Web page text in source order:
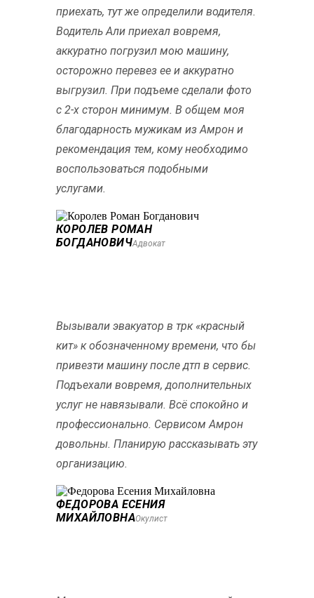
приехать, тут же определили водителя.
Водитель Али приехал вовремя,
аккуратно погрузил мою машину,
осторожно перевез ее и аккуратно
выгрузил. При подъеме сделали фото
с 2-х сторон минимум. В общем моя
благодарность мужикам из Амрон и
рекомендация тем, кому необходимо
воспользоваться подобными
услугами.
КОРОЛЕВ РОМАН
БОГДАНОВИЧАдвокат
Вызывали эвакуатор в трк «красный
кит» к обозначенному времени, что бы
привезти машину после дтп в сервис.
Подъехали вовремя, дополнительных
услуг не навязывали. Всё спокойно и
профессионально. Сервисом Амрон
довольны. Планирую рассказывать эту
организацию.
ФЕДОРОВА ЕСЕНИЯ
МИХАЙЛОВНАОкулист